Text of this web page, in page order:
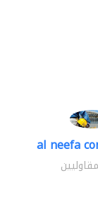
al neefa